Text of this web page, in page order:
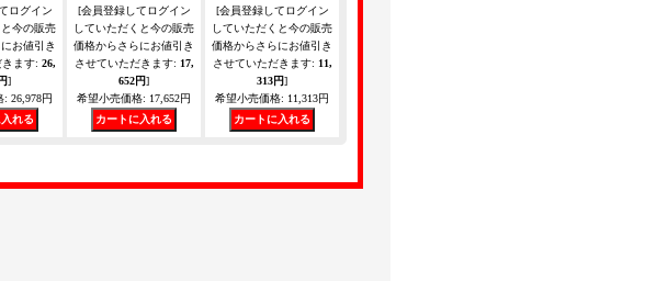
ログイン
今の販売
お値引き
きます: 26,
]
: 26,978円
[会員登録してログイン
していただくと今の販売
価格からさらにお値引き
させていただきます: 17,
652円]
希望小売価格: 17,652円
[会員登録してログイン
していただくと今の販売
価格からさらにお値引き
させていただきます: 11,
313円]
希望小売価格: 11,313円